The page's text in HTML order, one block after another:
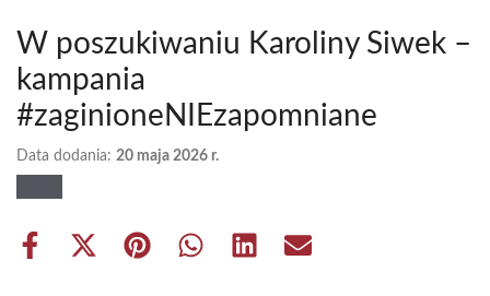
W poszukiwaniu Karoliny Siwek –
kampania
#zaginioneNIEzapomniane
Data dodania: 20 maja 2026 r.
Share
Share Share Share Share Share